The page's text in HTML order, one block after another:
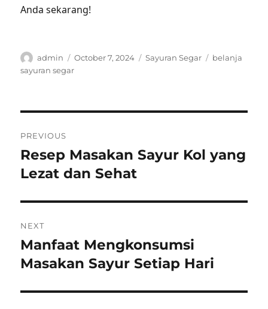
Anda sekarang!
Author
admin
Posted
on
October 7, 2024 Categories
Sayuran Segar Tags
belanja
sayuran segar
navigation
PREVIOUS
Previous
post:
Resep Masakan Sayur Kol yang
Lezat dan Sehat
NEXT
Next
post:
Manfaat Mengkonsumsi
Masakan Sayur Setiap Hari